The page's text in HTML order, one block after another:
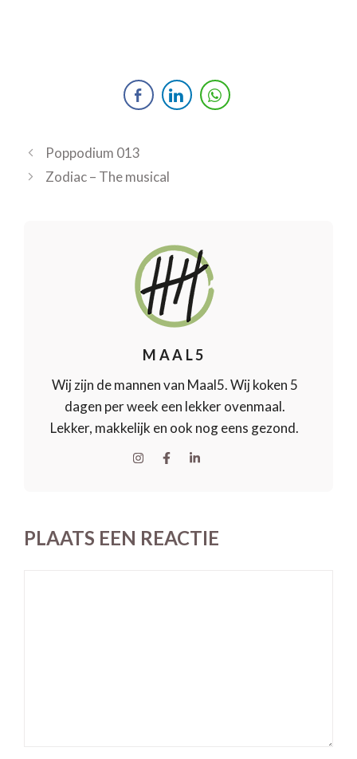
Poppodium 013
Zodiac – The musical
MAAL5
Wij zijn de mannen van Maal5. Wij koken 5
dagen per week een lekker ovenmaal.
Lekker, makkelijk en ook nog eens gezond.
PLAATS EEN REACTIE